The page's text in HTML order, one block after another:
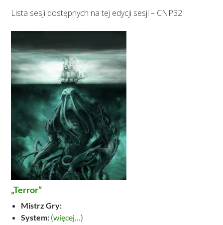
Lista sesji dostępnych na tej edycji sesji – CNP32
„Terror”
Mistrz Gry:
System: (więcej…)